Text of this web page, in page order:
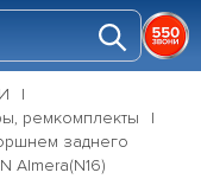
ремкомплекты
заднего
Almera(N16)